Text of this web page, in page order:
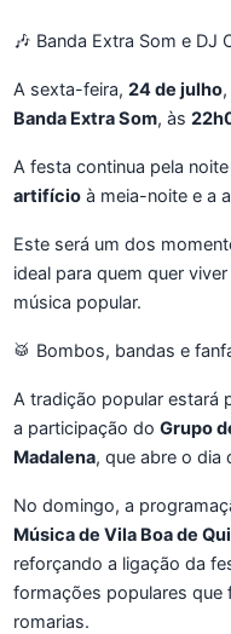
🎶 Banda Extra Som e DJ
A sexta-feira, 24 de julho
Banda Extra Som, às
A festa continua pela
artifício à meia-noite e a
Este será um dos
ideal para quem quer
música popular.
🥁 Bombos, bandas e
A tradição popular estará
a participação do Grupo
Madalena, que abre o dia
No domingo, a
Música de Vila Boa de
reforçando a ligação da
formações populares que
romarias.